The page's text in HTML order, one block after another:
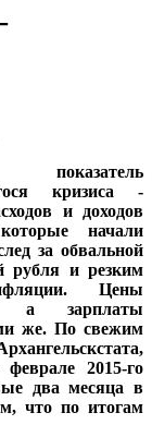
кризиса -
и доходов
начали
за обвальной
рубля и резким
Цены
а зарплаты
же. По свежим
2015-го
два месяца в
что по итогам